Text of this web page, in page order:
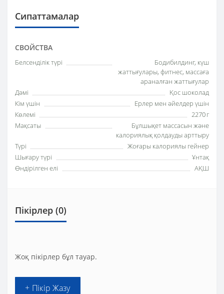
Сипаттамалар
СВОЙСТВА
Белсенділік түрі
Бодибилдинг, күш
жаттығулары, фитнес, массаға
араналған жаттығулар
Дәмі
Қос шоколад
Кім үшін
Ерлер мен әйелдер үшін
Көлемі
2270 г
Мақсаты
Бұлшықет массасын және
калориялық қолдауды арттыру
Түрі
Жоғары калориялы гейнер
Шығару түрі
Ұнтақ
Өндірілген елі
АҚШ
Пікірлер (0)
Жоқ пікірлер бұл тауар.
+ Пікір Жазу